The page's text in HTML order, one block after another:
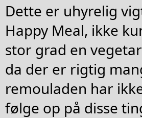
Dette er uhyrelig
Happy Meal, ikke
stor grad en
da der er rigtig
remouladen har
følge op på disse